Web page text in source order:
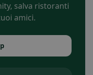
salva ristoranti
amici.